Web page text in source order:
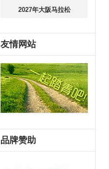
2027年大阪马拉松
友情网站
品牌赞助